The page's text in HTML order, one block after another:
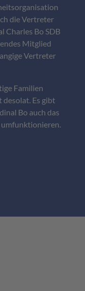
die Vertreter
Charles Bo SDB
Mitglied
Vertreter
Familien
desolat. Es gibt
Bo auch das